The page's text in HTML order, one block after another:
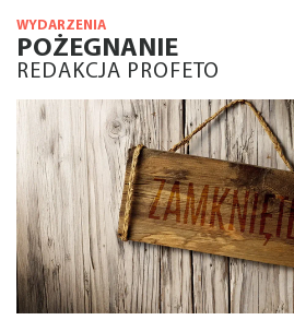
WYDARZENIA
POŻEGNANIE
REDAKCJA PROFETO